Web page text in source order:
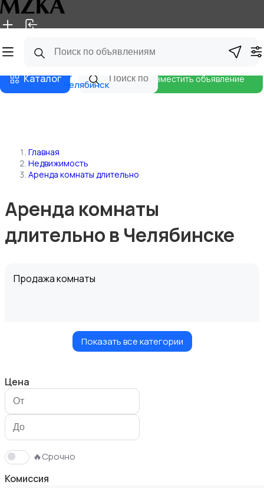
Главная Магазины
Каталог Челябинск
Разместить объявление
Главная
Недвижимость
Аренда комнаты длительно
Аренда комнаты
длительно в Челябинске
Продажа комнаты
Продажа участка
Показать все категории
Цена
🔥Срочно
Комиссия